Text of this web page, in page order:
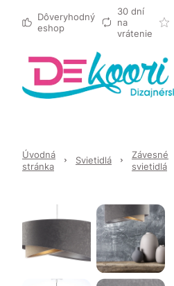
Dôveryhodný
eshop
30 dní
na
vrátenie
Úvodná
stránka
Svietidlá
Závesné
svietidlá